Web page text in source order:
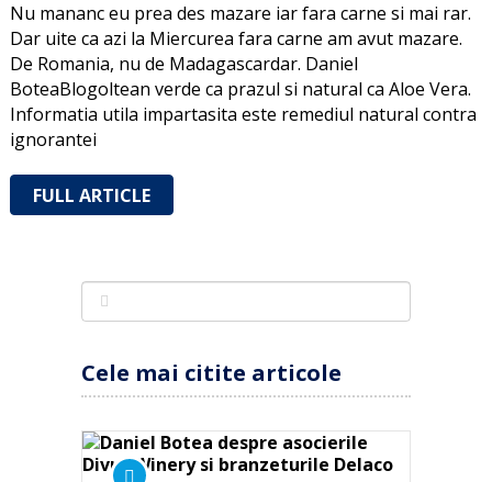
Nu mananc eu prea des mazare iar fara carne si mai rar.
Dar uite ca azi la Miercurea fara carne am avut mazare.
De Romania, nu de Madagascardar. Daniel
BoteaBlogoltean verde ca prazul si natural ca Aloe Vera.
Informatia utila impartasita este remediul natural contra
ignorantei
FULL ARTICLE
Cele mai citite articole